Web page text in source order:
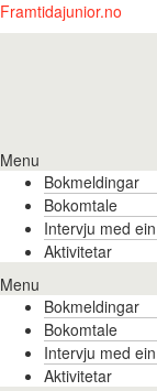
Framtidajunior.no
Menu
Bokmeldingar
Bokomtale
Intervju med
Aktivitetar
Menu
Bokmeldingar
Bokomtale
Intervju med
Aktivitetar